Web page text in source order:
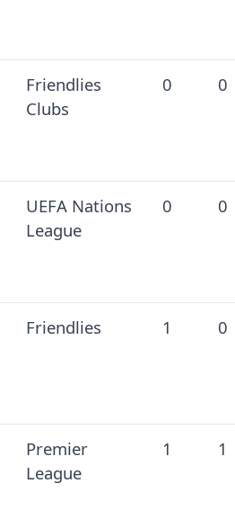
Friendlies
Clubs
0 0
UEFA Nations
League
0 0
Friendlies 1 0
Premier
League
1 1